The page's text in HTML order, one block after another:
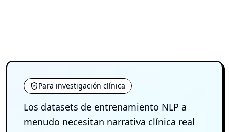
Para investigación clínica
Los datasets de entrenamiento NLP a
menudo necesitan narrativa clínica real